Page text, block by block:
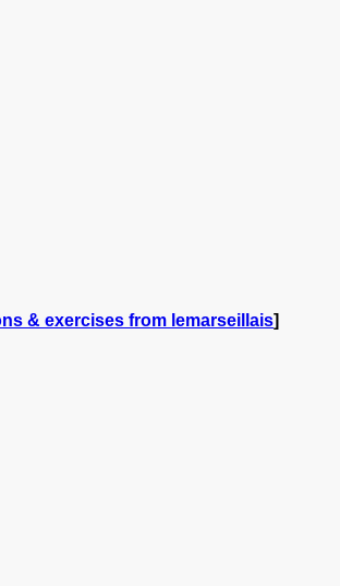
& exercises from lemarseillais]